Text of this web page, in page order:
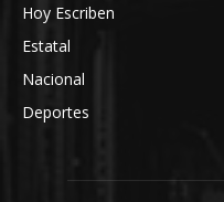
Hoy Escriben
Estatal
Nacional
Deportes